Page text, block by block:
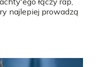
najlepiej prowadzą